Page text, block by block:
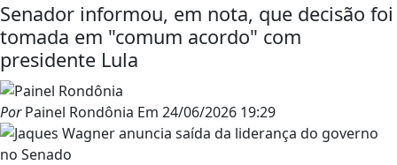
Senador informou, em nota, que decisão foi
tomada em "comum acordo" com
presidente Lula
PorPainel Rondônia Em 24/06/2026 19:29